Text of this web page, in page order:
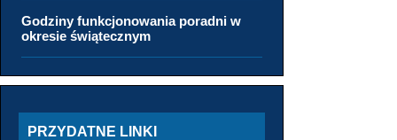
Godziny funkcjonowania poradni w
okresie świątecznym
PRZYDATNE LINKI